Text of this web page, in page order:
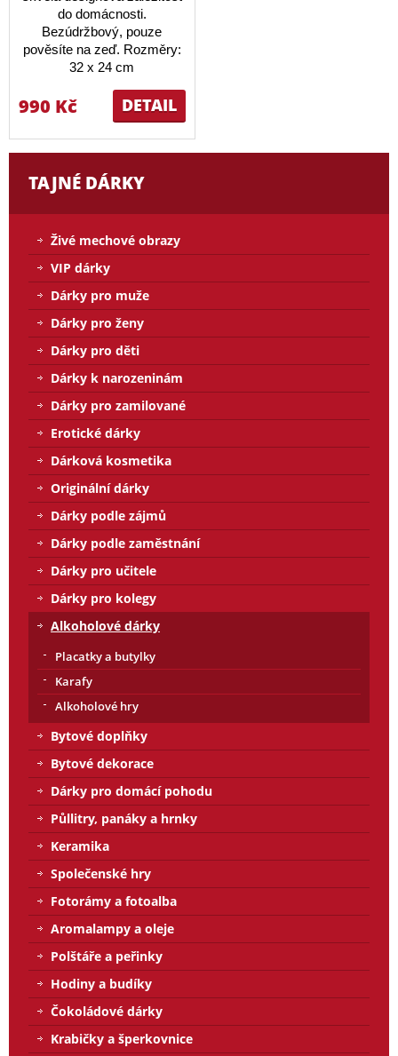
do domácnosti.
Bezúdržbový, pouze
pověsíte na zeď. Rozměry:
32 x 24 cm
DETAIL
990 Kč
TAJNÉ DÁRKY
Živé mechové obrazy
VIP dárky
Dárky pro muže
Dárky pro ženy
Dárky pro děti
Dárky k narozeninám
Dárky pro zamilované
Erotické dárky
Dárková kosmetika
Originální dárky
Dárky podle zájmů
Dárky podle zaměstnání
Dárky pro učitele
Dárky pro kolegy
Alkoholové dárky
Placatky a butylky
Karafy
Alkoholové hry
Bytové doplňky
Bytové dekorace
Dárky pro domácí pohodu
Půllitry, panáky a hrnky
Keramika
Společenské hry
Fotorámy a fotoalba
Aromalampy a oleje
Polštáře a peřinky
Hodiny a budíky
Čokoládové dárky
Krabičky a šperkovnice